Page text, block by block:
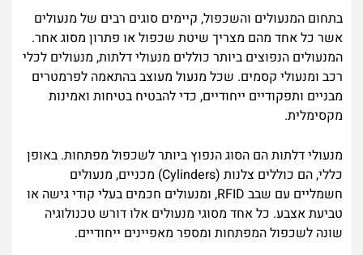
בתחום המנעולים והשכפול, קיימים סוגים רבים של מנעולים
אשר כל אחד מהם מצריך שיטת שכפול או פתרון מסוג אחר.
המנעולים הנפוצים ביותר כוללים מנעולי דלתות, מנעולים לכלי
רכב ומנעולי קסמים. שכל מנעול מעוצב בהתאמה לפרמטרים
מבניים ותפקודיים ייחודיים, כדי להבטיח בטיחות ואמינות
מקסימלית.
מנעולי דלתות הם הסוג הנפוץ ביותר לשכפול מפתחות. באופן
כללי, הם כוללים צלנות (Cylinders) מכניים, מנעולים
חשמליים עם שבב RFID, ומנעולים חכמים בעלי קודי גישה או
טביעת אצבע. כל אחד מסוגי מנעולים אלו דורש טכנולוגיה
שונה לשכפול המפתחות ומספר מאפיינים ייחודיים.